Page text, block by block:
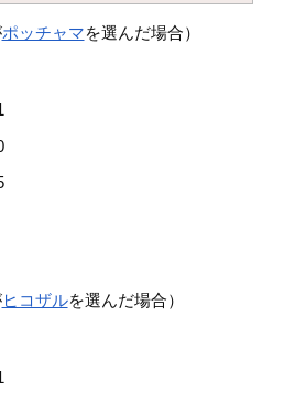
ポッチャマを選んだ場合）
ヒコザルを選んだ場合）